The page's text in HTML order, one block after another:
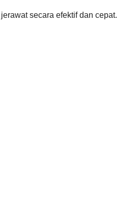
secara efektif dan cepat.